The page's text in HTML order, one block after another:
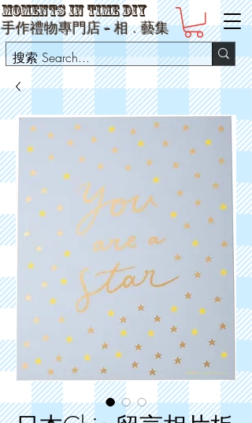
Moments in Time DIY
手作禮物專門店 -相﹒藝集